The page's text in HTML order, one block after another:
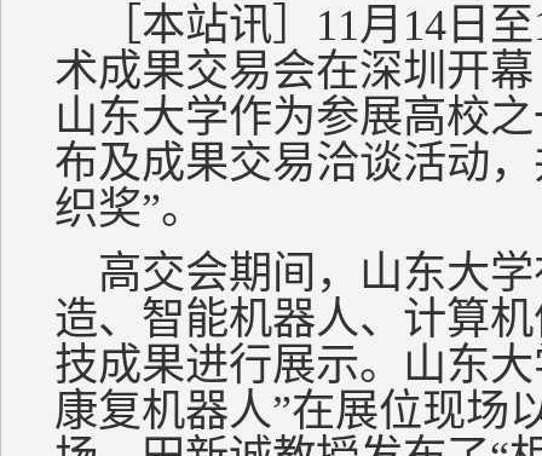
［本站讯］11月14日
术成果交易会在深圳开
山东大学作为参展高校
布及成果交易洽谈活动
织奖”。
高交会期间，山东大学
造、智能机器人、计算
技成果进行展示。山东
康复机器人”在展位现场